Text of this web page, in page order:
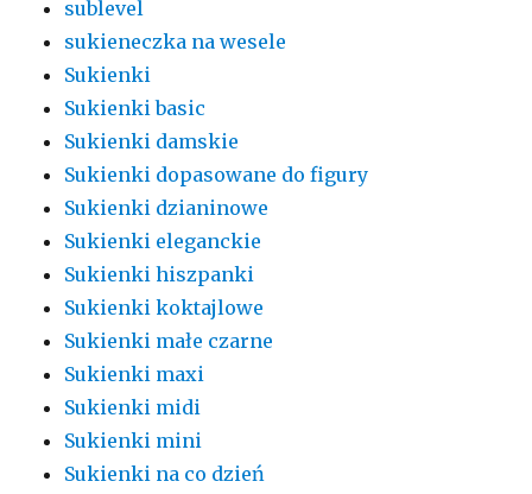
sublevel
sukieneczka na wesele
Sukienki
Sukienki basic
Sukienki damskie
Sukienki dopasowane do figury
Sukienki dzianinowe
Sukienki eleganckie
Sukienki hiszpanki
Sukienki koktajlowe
Sukienki małe czarne
Sukienki maxi
Sukienki midi
Sukienki mini
Sukienki na co dzień